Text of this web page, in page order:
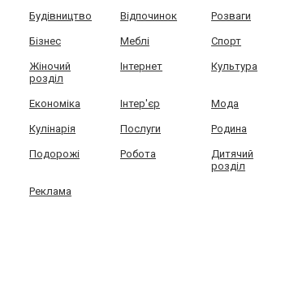
Будівництво Відпочинок Розваги
Бізнес Меблі Спорт
Жіночий
розділ
Інтернет Культура
Економіка Інтер'єр Мода
Кулінарія Послуги Родина
Подорожі Робота
Дитячий
розділ
Реклама